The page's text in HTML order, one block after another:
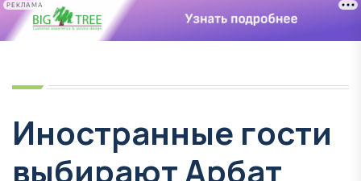
РЕКЛАМА
Иностранные гости
выбирают Арбат